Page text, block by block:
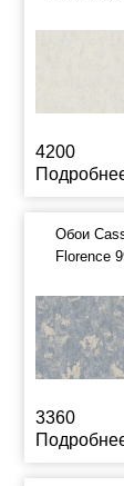
4200
Обои
Florence
3360